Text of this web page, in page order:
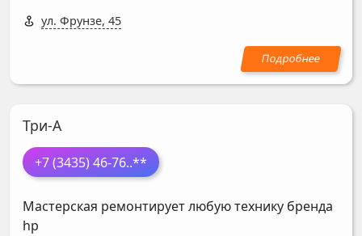
ул. Фрунзе, 45
Три-А
+7 (3435) 46-76..**
Мастерская ремонтирует любую технику бренда
hp